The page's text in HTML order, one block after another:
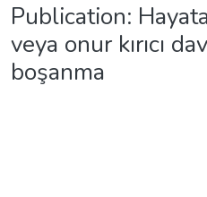
Publication:
veya onur kırıcı
boşanma